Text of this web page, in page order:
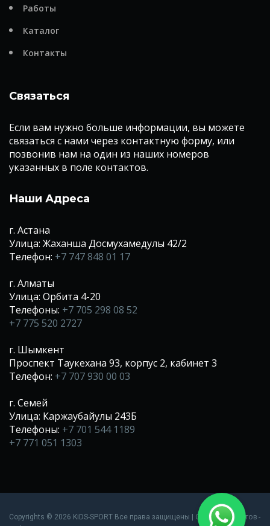
Работы
Каталог
Контакты
Связаться
Если вам нужно больше информации, вы можете
связаться с нами через контактную форму, или
позвонив нам на один из наших номеров
указанных в поле контактов.
Наши Адреса
г. Астана
Улица: Жаханша Досмухамедулы 42/2
Телефон: +7 747 848 01 17
г. Алматы
Улица: Орбита 4-20
Телефоны: +7 705 298 08 52
+7 775 520 2727
г. Шымкент
Проспект Таукехана 93, корпус 2, кабинет 3
Телефон: +7 707 930 00 03
г. Семей
Улица: Каржаубайулы 243Б
Телефоны: +7 701 544 1189
+7 771 051 1303
Copyrights © 2026 KiDS-SPORT Все права защищены | Создание сайтов -